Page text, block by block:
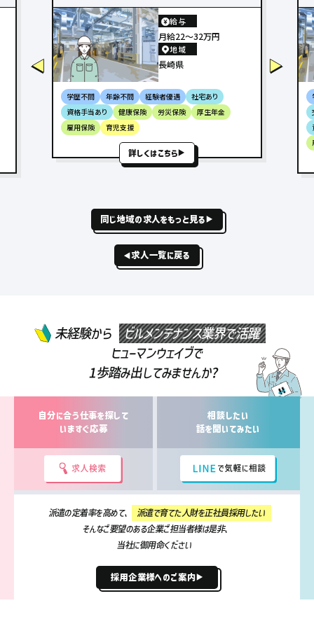
給与
月給22〜32万円
地域
長崎県
学歴不問 年齢不問 経験者優遇
社宅あり
資格手当あり
健康保険 労災保険
厚生年金
雇用保険
育児支援
詳しくはこちら
同じ地域の求人をもっと見る
求人一覧に戻る
未経験から
ビルメンテナンス業界で活躍
ヒューマンウェイブで
1歩踏み出してみませんか?
自分に合う仕事を探して
いますぐ応募
相談したい
話を聞いてみたい
派遣の定着率を高めて、
派遣で育てた人財を正社員採用したい
そんなご要望のある企業ご担当者様は是非、
当社に御用命ください
採用企業様へのご案内